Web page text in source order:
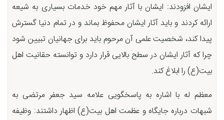
ایشان افزودند: ایشان با آثار مهم خود خدمات بسیاری به شیعه
ارائه کردند و باید آثار ایشان محفوظ بماند و در تمام دنیا گسترش
پیدا کند، شخصیت علمی آن مرحوم باید برای جهانیان تبیین شود
چرا که آثار ایشان در سطح بالایی قرار دارد و توانسته حقانیت اهل
بیت(ع) را ابلاغ کند.
معظم له با اشاره به پاسخگویی علامه سید جعفر مرتضی به
شبهات درباره جایگاه و عظمت اهل بیت(ع) اظهار داشتند: وظیفه